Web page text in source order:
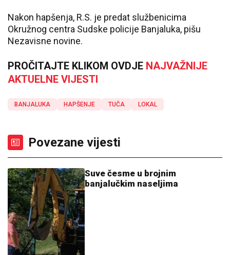
Nakon hapšenja, R.S. je predat službenicima
Okružnog centra Sudske policije Banjaluka, pišu
Nezavisne novine.
PROČITAJTE KLIKOM OVDJE NAJVAŽNIJE
AKTUELNE VIJESTI
BANJALUKA HAPŠENJE TUČA LOKAL
Povezane vijesti
Suve česme u brojnim
banjalučkim naseljima